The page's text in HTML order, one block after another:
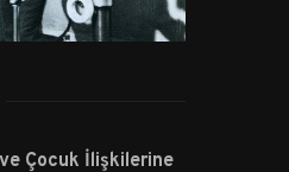
Çocuk İlişkilerine